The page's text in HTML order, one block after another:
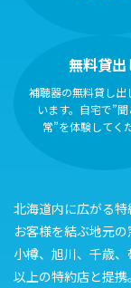
無料貸出
補聴器の無料貸し出
います。自宅で”
常”を体験してく
北海道内に広がる
お客様を結ぶ地元の
小樽、旭川、千歳
以上の特約店と提